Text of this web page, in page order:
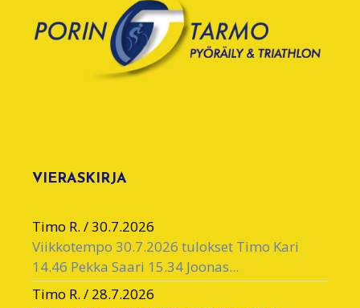
VIERASKIRJA
Timo R. /30.7.2026
Viikkotempo 30.7.2026 tulokset Timo Kari
14.46 Pekka Saari 15.34 Joonas...
Timo R. / 28.7.2026